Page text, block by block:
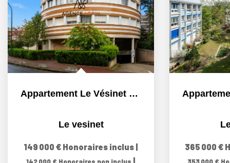
Appartement Le Vésinet 1 pièce 27,06 m²
Le vesinet
149 000 € Honoraires inclus |
142 000 € Honoraires non inclus |
365 000 €
353 000 €